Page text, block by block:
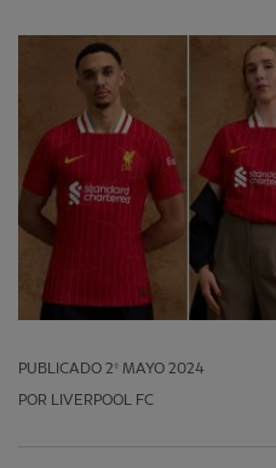
PUBLICADO 2º MAYO 2024
POR LIVERPOOL FC